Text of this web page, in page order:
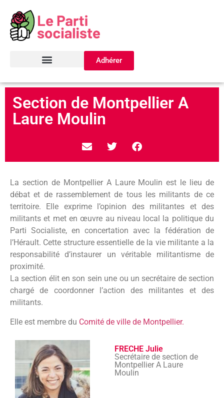
Adhérer
Section de Montpellier A
Laure Moulin
La section de Montpellier A Laure Moulin est le lieu de
débat et de rassemblement de tous les militants de ce
territoire. Elle exprime l’opinion des militantes et des
militants et met en œuvre au niveau local la politique du
Parti Socialiste, en concertation avec la fédération de
l’Hérault. Cette structure essentielle de la vie militante a la
responsabilité d’instaurer un véritable militantisme de
proximité.
La section élit en son sein une ou un secrétaire de section
chargé de coordonner l’action des militantes et des
militants.
Elle est membre du Comité de ville de Montpellier.
FRECHE Julie
Secrétaire de section de
Montpellier A Laure
Moulin